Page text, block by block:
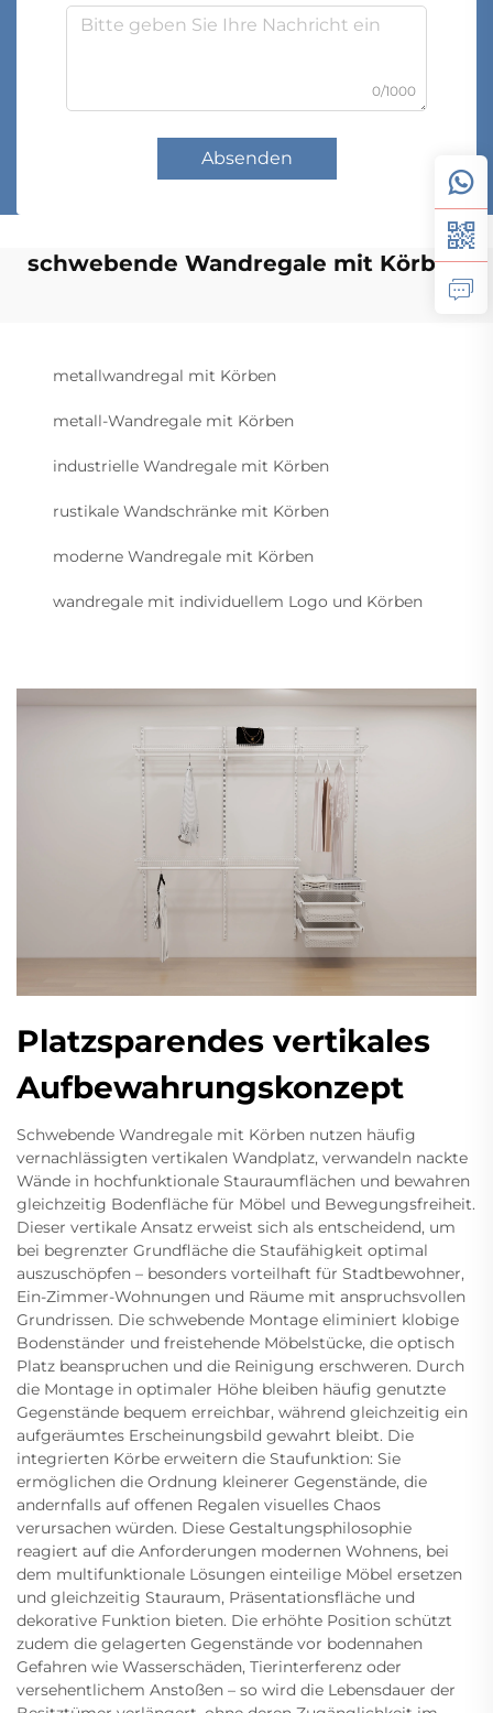
0/1000
Absenden
schwebende Wandregale mit Körben
metallwandregal mit Körben
metall-Wandregale mit Körben
industrielle Wandregale mit Körben
rustikale Wandschränke mit Körben
moderne Wandregale mit Körben
wandregale mit individuellem Logo und Körben
Platzsparendes vertikales
Aufbewahrungskonzept
Schwebende Wandregale mit Körben nutzen häufig
vernachlässigten vertikalen Wandplatz, verwandeln nackte
Wände in hochfunktionale Stauraumflächen und bewahren
gleichzeitig Bodenfläche für Möbel und Bewegungsfreiheit.
Dieser vertikale Ansatz erweist sich als entscheidend, um
bei begrenzter Grundfläche die Staufähigkeit optimal
auszuschöpfen – besonders vorteilhaft für Stadtbewohner,
Ein-Zimmer-Wohnungen und Räume mit anspruchsvollen
Grundrissen. Die schwebende Montage eliminiert klobige
Bodenständer und freistehende Möbelstücke, die optisch
Platz beanspruchen und die Reinigung erschweren. Durch
die Montage in optimaler Höhe bleiben häufig genutzte
Gegenstände bequem erreichbar, während gleichzeitig ein
aufgeräumtes Erscheinungsbild gewahrt bleibt. Die
integrierten Körbe erweitern die Staufunktion: Sie
ermöglichen die Ordnung kleinerer Gegenstände, die
andernfalls auf offenen Regalen visuelles Chaos
verursachen würden. Diese Gestaltungsphilosophie
reagiert auf die Anforderungen modernen Wohnens, bei
dem multifunktionale Lösungen einteilige Möbel ersetzen
und gleichzeitig Stauraum, Präsentationsfläche und
dekorative Funktion bieten. Die erhöhte Position schützt
zudem die gelagerten Gegenstände vor bodennahen
Gefahren wie Wasserschäden, Tierinterferenz oder
versehentlichem Anstoßen – so wird die Lebensdauer der